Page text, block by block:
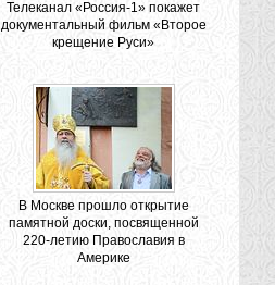
Телеканал «Россия-1» покажет
документальный фильм «Второе
крещение Руси»
В Москве прошло открытие
памятной доски, посвященной
220-летию Православия в
Америке